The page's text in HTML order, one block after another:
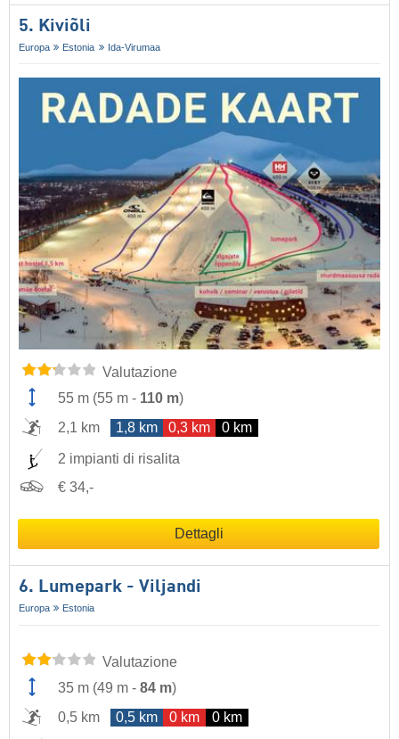
5. Kiviõli
Europa Estonia Ida-Virumaa
Valutazione
55 m (55 m - 110 m)
2,1 km
1,8 km 0,3 km 0 km
2 impianti di risalita
€ 34,-
Dettagli
6. Lumepark - Viljandi
Europa Estonia
Valutazione
35 m (49 m - 84 m)
0,5 km
0,5 km 0 km 0 km